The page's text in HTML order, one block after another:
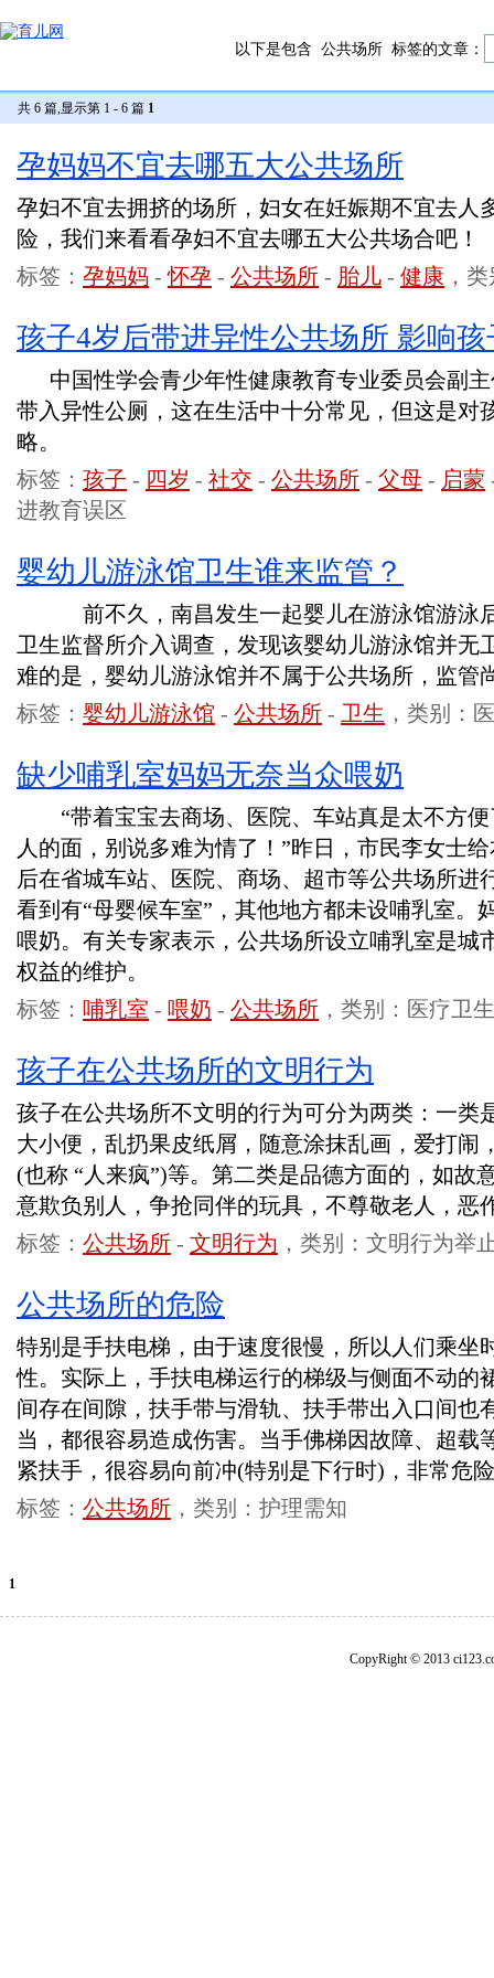
以下是包含 公共场所 标签的文章：
共 6 篇,显示第 1 - 6 篇 1
孕妈妈不宜去哪五大公共场所
孕妇不宜去拥挤的场所，妇女在妊娠期不宜去人
险，我们来看看孕妇不宜去哪五大公共场合吧！
标签： 孕妈妈 -怀孕 - 公共场所 - 胎儿 - 健康 ，
孩子4岁后带进异性公共场所 影响
中国性学会青少年性健康教育专业委员会副主
带入异性公厕，这在生活中十分常见，但这是对
略。
标签： 孩子 - 四岁 - 社交 - 公共场所 - 父母 - 启蒙
进教育误区
婴幼儿游泳馆卫生谁来监管？
前不久，南昌发生一起婴儿在游泳馆游泳后
卫生监督所介入调查，发现该婴幼儿游泳馆并无
难的是，婴幼儿游泳馆并不属于公共场所，监管
标签： 婴幼儿游泳馆 - 公共场所 - 卫生 ，类别：
缺少哺乳室妈妈无奈当众喂奶
“带着宝宝去商场、医院、车站真是太不方便
人的面，别说多难为情了！”昨日，市民李女士
后在省城车站、医院、商场、超市等公共场所进
看到有“母婴候车室”，其他地方都未设哺乳室。
喂奶。有关专家表示，公共场所设立哺乳室是城
权益的维护。
标签： 哺乳室 - 喂奶 - 公共场所 ，类别：医疗卫生
孩子在公共场所的文明行为
孩子在公共场所不文明的行为可分为两类：一类
大小便，乱扔果皮纸屑，随意涂抹乱画，爱打闹
(也称 “人来疯”)等。第二类是品德方面的，如故
意欺负别人，争抢同伴的玩具，不尊敬老人，恶
标签： 公共场所 - 文明行为 ，类别：文明行为举
公共场所的危险
特别是手扶电梯，由于速度很慢，所以人们乘坐
性。实际上，手扶电梯运行的梯级与侧面不动的
间存在间隙，扶手带与滑轨、扶手带出入口间也
当，都很容易造成伤害。当手佛梯因故障、超载
紧扶手，很容易向前冲(特别是下行时)，非常危
标签： 公共场所 ，类别：护理需知
1
CopyRight © 2013